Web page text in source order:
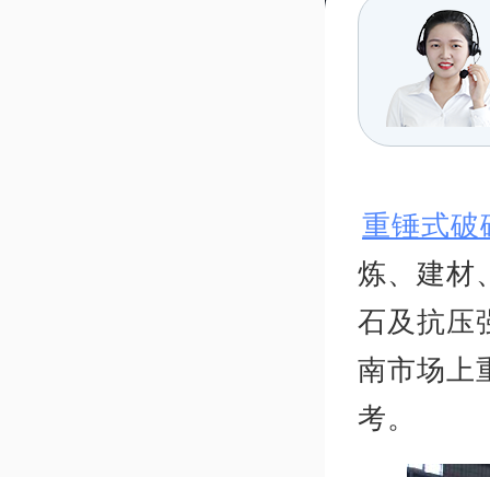
重锤式破
炼、建材
石及抗压
南市场上
考。